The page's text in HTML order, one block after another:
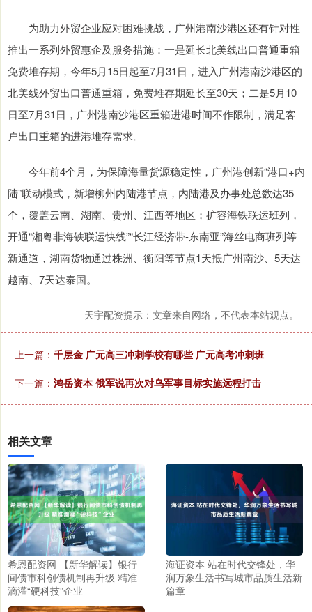
为助力外贸企业应对困难挑战，广州港南沙港区还有针对性
推出一系列外贸惠企及服务措施：一是延长北美线出口普通重箱
免费堆存期，今年5月15日起至7月31日，进入广州港南沙港区的
北美线外贸出口普通重箱，免费堆存期延长至30天；二是5月10
日至7月31日，广州港南沙港区重箱进港时间不作限制，满足客
户出口重箱的进港堆存需求。
今年前4个月，为保障海量货源稳定性，广州港创新“港口+内
陆”联动模式，新增柳州内陆港节点，内陆港及办事处总数达35
个，覆盖云南、湖南、贵州、江西等地区；扩容海铁联运班列，
开通“湘粤非海铁联运快线”“长江经济带-东南亚”海丝电商班列等
新通道，湖南货物通过株洲、衡阳等节点1天抵广州南沙、5天达
越南、7天达泰国。
天宇配资提示：文章来自网络，不代表本站观点。
上一篇： 千层金 广元高三冲刺学校有哪些 广元高考冲刺班
下一篇： 鸿岳资本 俄军说再次对乌军事目标实施远程打击
相关文章
希恩配资网 【新华解读】银行
间债市科创债机制再升级 精准
滴灌“硬科技”企业
海证资本 站在时代交锋处，华
润万象生活书写城市品质生活新
篇章